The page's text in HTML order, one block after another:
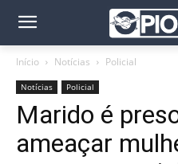
Início Notícias Policial
Notícias Policial
Marido é
ameaçar